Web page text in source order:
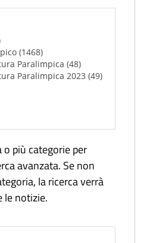
o più categorie per
avanzata. Se non
la ricerca verrà
notizie.